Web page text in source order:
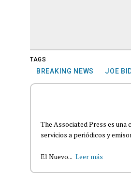
TAGS
BREAKING NEWS JOE
The Associated Press es
servicios a periódicos y
El Nuevo... Leer más